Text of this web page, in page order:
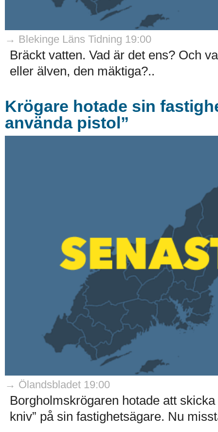
→ Blekinge Läns Tidning 19:00
Bräckt vatten. Vad är det ens? Och
eller älven, den mäktiga?..
Krögare hotade sin
använda pistol”
→ Ölandsbladet 19:00
Borgholmskrögaren hotade att
kniv” på sin fastighetsägare. Nu